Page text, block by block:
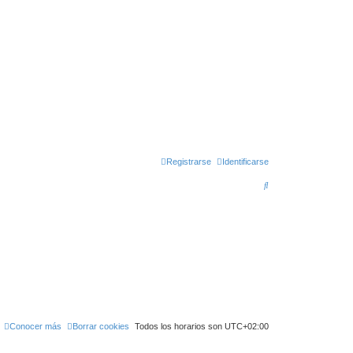
Identificarse
Registrarse
B
Todos los horarios son UTC+02:00
Borrar cookies
Conocer más